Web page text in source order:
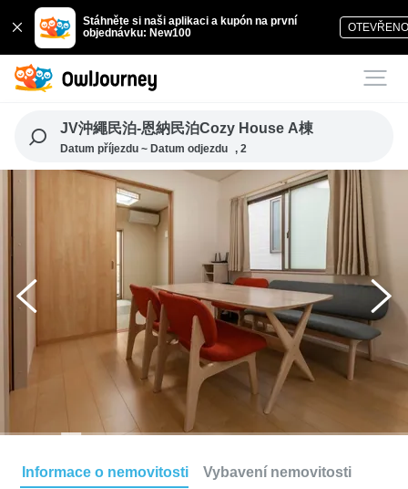
Stáhněte si naši aplikaci a kupón na první
objednávku: New100
JV沖繩民泊-恩納民泊Cozy House A棟
Datum příjezdu ~ Datum odjezdu , 2
Informace o nemovitosti Vybavení nemovitosti